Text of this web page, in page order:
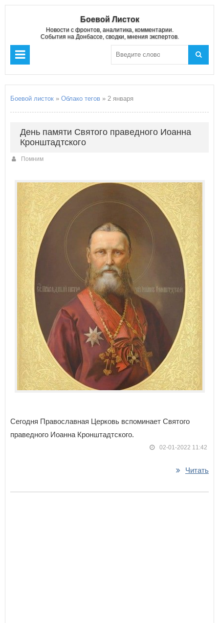
Боевой Листок
Новости с фронтов, аналитика, комментарии.
События на Донбассе, сводки, мнения экспертов.
Боевой листок » Облако тегов » 2 января
День памяти Святого праведного Иоанна
Кронштадтского
Помним
Сегодня Православная Церковь вспоминает Святого
праведного Иоанна Кронштадтского.
02-01-2022 11:42
Читать